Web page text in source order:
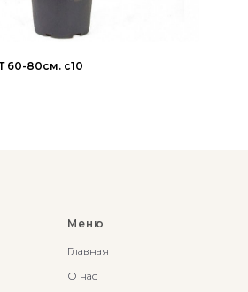
60-80см. с10
Меню
Главная
О нас